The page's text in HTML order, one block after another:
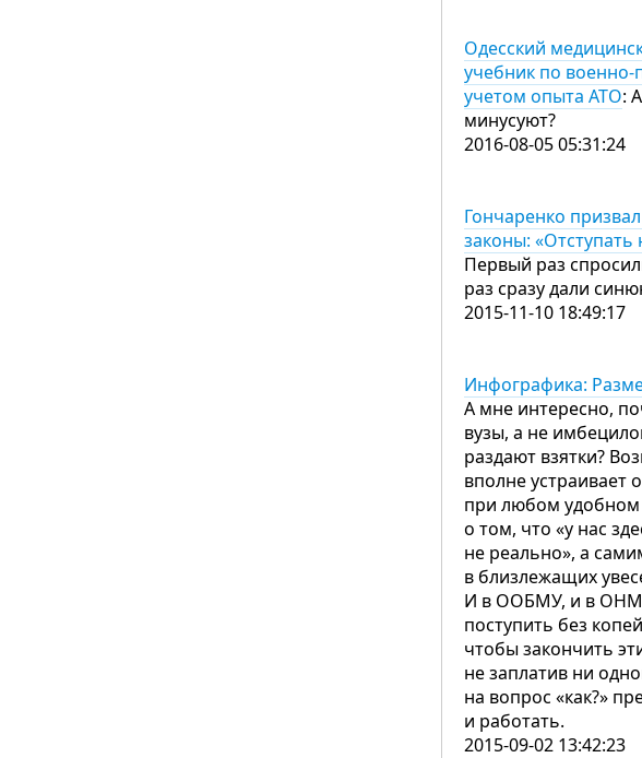
Одесский
учебник по военно-
учетом опыта АТО:
минусуют?
2016-08-05 05:31:24
Гончаренко
законы: «Отступать
Первый раз
раз сразу дали
2015-11-10 18:49:17
Инфографика:
А мне интересно,
вузы, а не
раздают взятки?
вполне устраивает
при любом удобном
о том, что «у нас
не реально», а
в близлежащих
И в ООБМУ, и в
поступить без
чтобы закончить
не заплатив ни
на вопрос «как?»
и работать.
2015-09-02 13:42:23